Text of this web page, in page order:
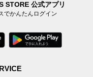
STORE 公式アプリ
でかんたんログイン